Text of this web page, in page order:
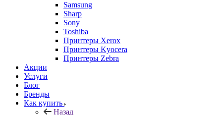
Samsung
Sharp
Sony
Toshiba
Принтеры Xerox
Принтеры Kyocera
Принтеры Zebra
Акции
Услуги
Блог
Бренды
Как купить
Назад